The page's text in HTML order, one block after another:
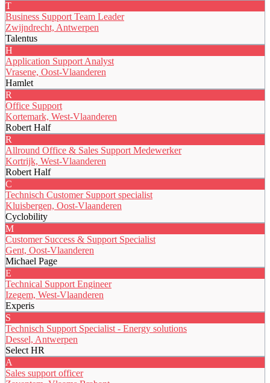
T
Business Support Team Leader
Zwijndrecht, Antwerpen
Talentus
H
Application Support Analyst
Vrasene, Oost-Vlaanderen
Hamlet
R
Office Support
Kortemark, West-Vlaanderen
Robert Half
R
Allround Office & Sales Support Medewerker
Kortrijk, West-Vlaanderen
Robert Half
C
Technisch Customer Support specialist
Kluisbergen, Oost-Vlaanderen
Cyclobility
M
Customer Success & Support Specialist
Gent, Oost-Vlaanderen
Michael Page
E
Technical Support Engineer
Izegem, West-Vlaanderen
Experis
S
Technisch Support Specialist - Energy solutions
Dessel, Antwerpen
Select HR
A
Sales support officer